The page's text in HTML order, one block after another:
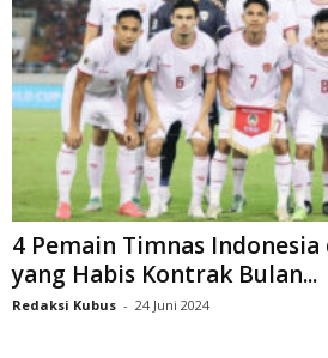
4 Pemain Timnas
yang Habis Kontrak Bulan...
Redaksi Kubus - 24 Juni 2024